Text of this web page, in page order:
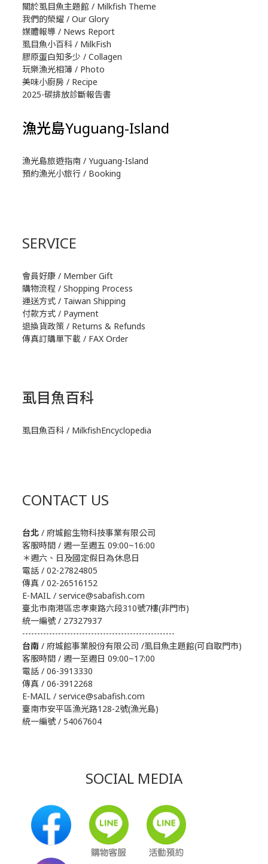
關於虱目魚主題館 / Milkfish Theme
我們的榮耀 / Our Glory
媒體報導 / News Report
虱目魚小百科 / MilkFish
膠原蛋白知多少 / Collagen
玩樂漁光相簿 / Photo
美味小廚房 / Recipe
2025-碳排放診斷報告書
漁光島Yuguang-Island
漁光島旅遊指南 / Yuguang-Island
預約漁光小旅行 / Booking
SERVICE
會員好康 / Member Gift
購物流程 / Shopping Process
運送方式 / Taiwan Shipping
付款方式 / Payment
退換貨政策 / Returns & Refunds
傳真訂購單下載 / FAX Order
虱目魚百科
虱目魚百科 / MilkfishEncyclopedia
CONTACT US
台北 / 府城館生物科技事業有限公司
客服時間 / 週一至週五 09:00~16:00
＊週六、日及國定假日為休息日
電話 / 02-27824805
傳真 / 02-26516152
E-MAIL / service@sabafish.com
臺北市南港區忠孝東路六段310號7樓(非門市)
統一編號 / 27327937
---------------------------------------------------
台南 / 府城館事業股份有限公司 /虱目魚主題館(可自取門市)
客服時間 / 週一至週日 09:00~17:00
電話 / 06-3913330
傳真 / 06-3912268
E-MAIL / service@sabafish.com
臺南市安平區漁光路128-2號(漁光島)
統一編號 / 54067604
SOCIAL MEDIA